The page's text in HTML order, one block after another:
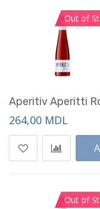
Out of
Aperitiv Aperitti
264,00 MDL
Out of